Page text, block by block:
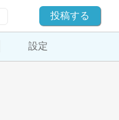
投稿する
設定